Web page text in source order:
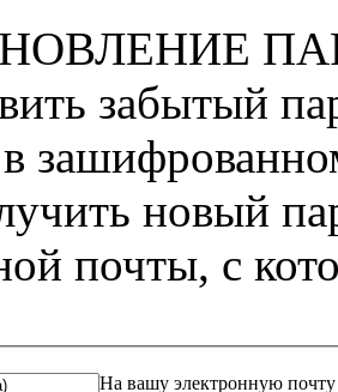
забытый
новый
почты, с
На вашу электронную почту